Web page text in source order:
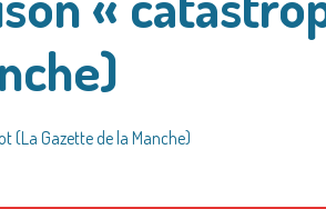
(La Gazette de la Manche)